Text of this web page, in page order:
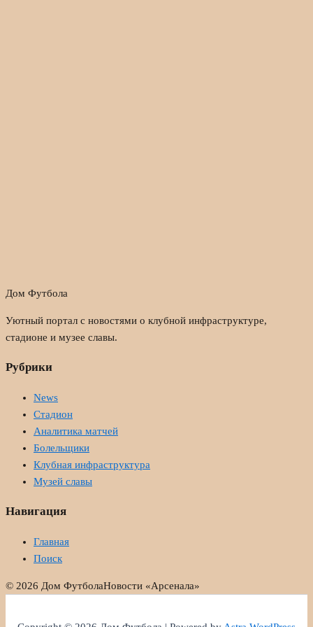
Дом Футбола
Уютный портал с новостями о клубной инфраструктуре,
стадионе и музее славы.
Рубрики
News
Стадион
Аналитика матчей
Болельщики
Клубная инфраструктура
Музей славы
Навигация
Главная
Поиск
© 2026 Дом ФутболаНовости «Арсенала»